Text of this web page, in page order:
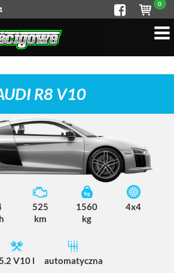
0
R8 V10
525
km
1560
kg
4x4
V10 l
automatyczna